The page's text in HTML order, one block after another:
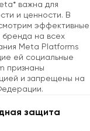
важна для
и ценности. В
эффективные
бренда на всех
Meta Platforms
ей социальные
признаны
и запрещены на
защита